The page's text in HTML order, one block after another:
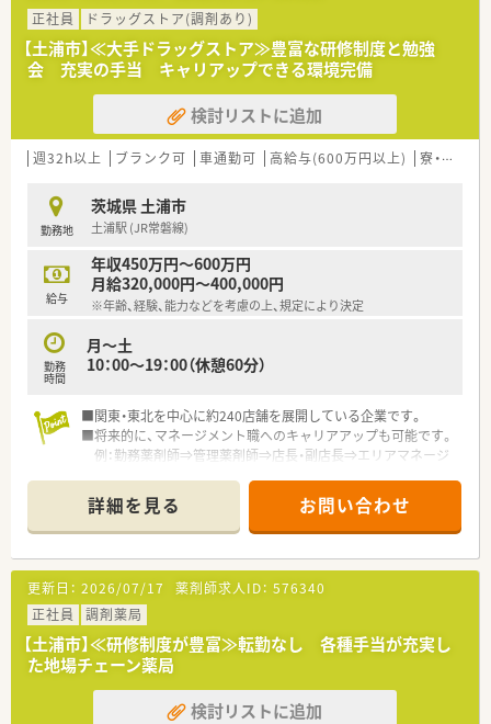
正社員
ドラッグストア(調剤あり)
【土浦市】≪大手ドラッグストア≫豊富な研修制度と勉強
会 充実の手当 キャリアップできる環境完備
検討リストに追加
週32h以上 ブランク可 車通勤可 高給与(600万円以上) 寮・借上社宅あり
勤務地
茨城県 土浦市
土浦駅 (JR常磐線)
給与
年収450万円～600万円
月給320,000円～400,000円
※年齢、経験、能力などを考慮の上、規定により決定
勤務
時間
月～土
10：00～19：00（休憩60分）
■関東・東北を中心に約240店舗を展開している企業です。
■将来的に、マネージメント職へのキャリアアップも可能です。
例：勤務薬剤師⇒管理薬剤師⇒店長・副店長⇒エリアマネージ
■調剤併設店舗の場合、基本的に調剤の業務がメインとなりま
す。
詳細を見る お問い合わせ
更新日： 2026/07/17 薬剤師求人ID： 576340
正社員
調剤薬局
【土浦市】≪研修制度が豊富≫転勤なし 各種手当が充実し
た地場チェーン薬局
検討リストに追加